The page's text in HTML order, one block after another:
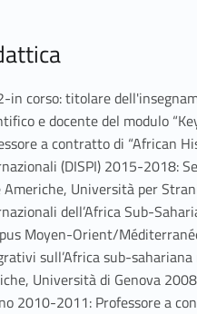
in corso: titolare
e docente del modulo
a contratto di “African
(DISPI) 2015-2018:
Americhe, Università per
dell’Africa Sub-
Moyen-Orient/
sull’Africa sub-
Università di Genova
2010-2011: Professore a